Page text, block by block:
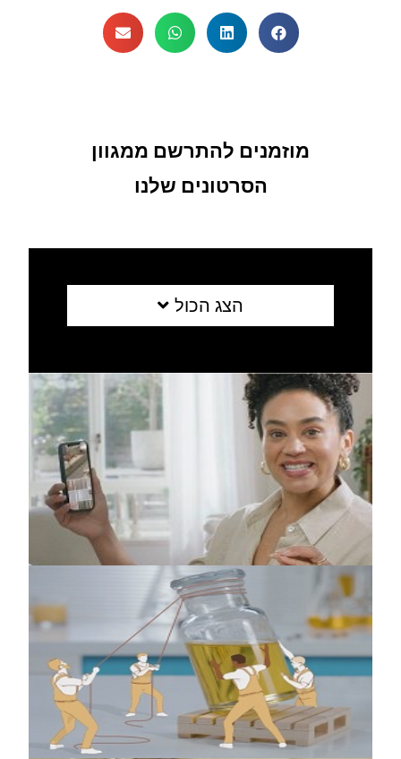
מוזמנים להתרשם ממגוון
הסרטונים שלנו
הצג הכול